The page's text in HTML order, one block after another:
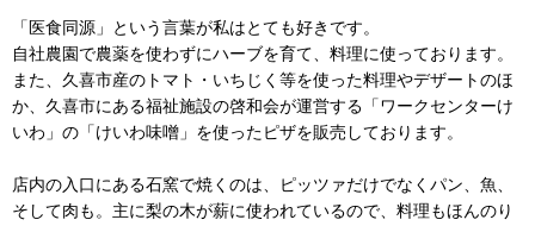
「医食同源」という言葉が私はとても好きです。
自社農園で農薬を使わずにハーブを育て、料理に使っております。
また、久喜市産のトマト・いちじく等を使った料理やデザートのほ
か、久喜市にある福祉施設の啓和会が運営する「ワークセンターけ
いわ」の「けいわ味噌」を使ったピザを販売しております。
店内の入口にある石窯で焼くのは、ピッツァだけでなくパン、魚、
そして肉も。主に梨の木が薪に使われているので、料理もほんのり